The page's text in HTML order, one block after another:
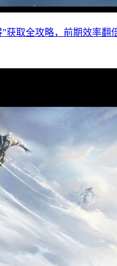
获取全攻略，前期效率翻